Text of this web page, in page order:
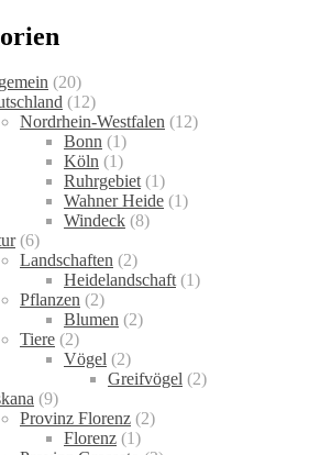
(20)
(12)
Nordrhein-Westfalen (12)
Bonn (1)
Köln (1)
Ruhrgebiet(1)
Wahner Heide (1)
Windeck (8)
(6)
Landschaften (2)
Heidelandschaft(1)
Pflanzen (2)
Blumen (2)
Tiere (2)
Vögel (2)
Greifvögel (2)
(9)
Provinz Florenz (2)
Florenz (1)